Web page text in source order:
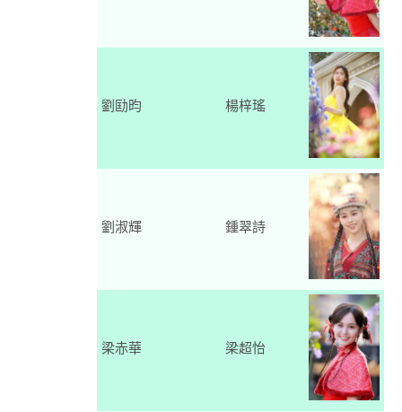
劉劻昀 楊梓瑤
劉淑輝 鍾翠詩
梁赤華 梁超怡